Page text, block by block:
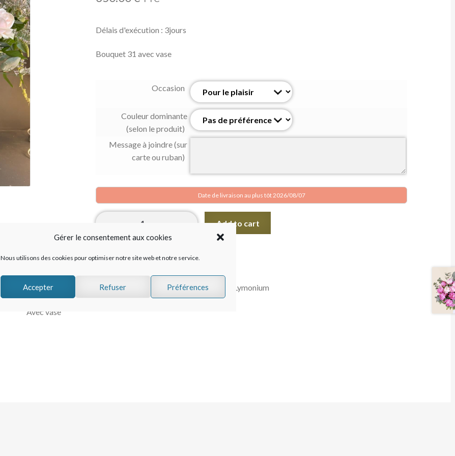
Gérer le consentement aux cookies
Nous utilisons des cookies pour optimiser notre site web et notre service.
Accepter Refuser Préférences
Délais d'exécution : 3jours
Bouquet 31 avec vase
Occasion
Couleur dominante
(selon le produit)
Message à joindre (sur
carte ou ruban)
Date de livraison au plus tôt 2026/08/07
Bouquet
quantity
Add to cart
35 Roses pink mondial, Fraisia blanc, Amarante, Eucalyptus, Lymonium
Avec vase